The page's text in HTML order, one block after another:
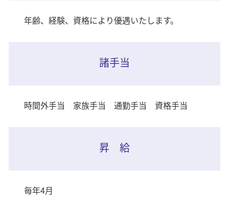
年齢、経験、資格により優遇いたします。
諸手当
時間外手当 家族手当 通勤手当 資格手当
昇 給
毎年4月